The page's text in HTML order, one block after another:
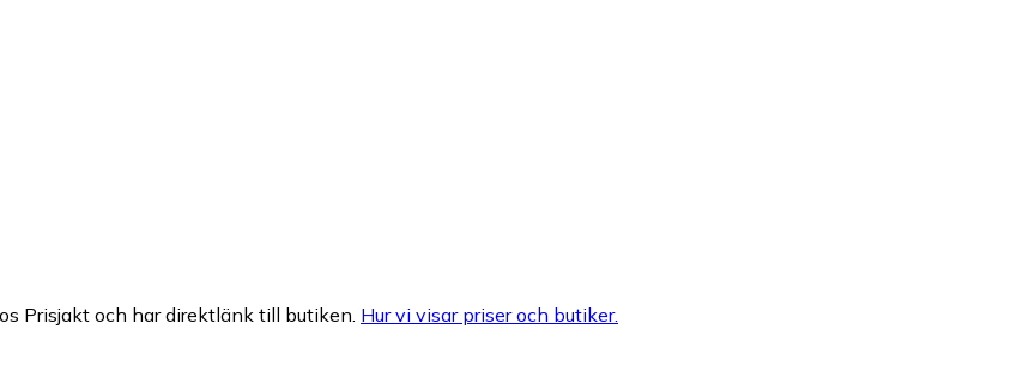
Prisjakt och har direktlänk till butiken. Hur vi visar priser och butiker.